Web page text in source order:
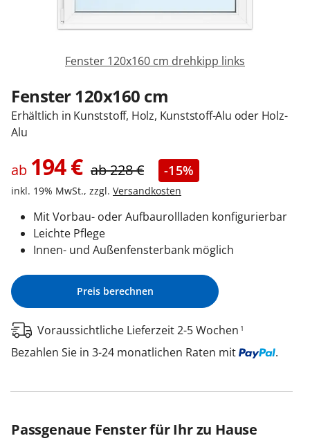
Garagentore
Kontakt / Hilfe
Fenster 120x160 cm drehkipp links
Fenster 120x160 cm
Erhältlich in Kunststoff, Holz, Kunststoff-Alu oder Holz-
Alu
ab 194€ ab228€ -15%
inkl. 19% MwSt., zzgl. Versandkosten
Mit Vorbau- oder Aufbaurollladen konfigurierbar
Leichte Pflege
Innen- und Außenfensterbank möglich
Preis berechnen
Voraussichtliche Lieferzeit 2-5 Wochen 1
Bezahlen Sie in 3-24 monatlichen Raten mit .
Passgenaue Fenster für Ihr zu Hause